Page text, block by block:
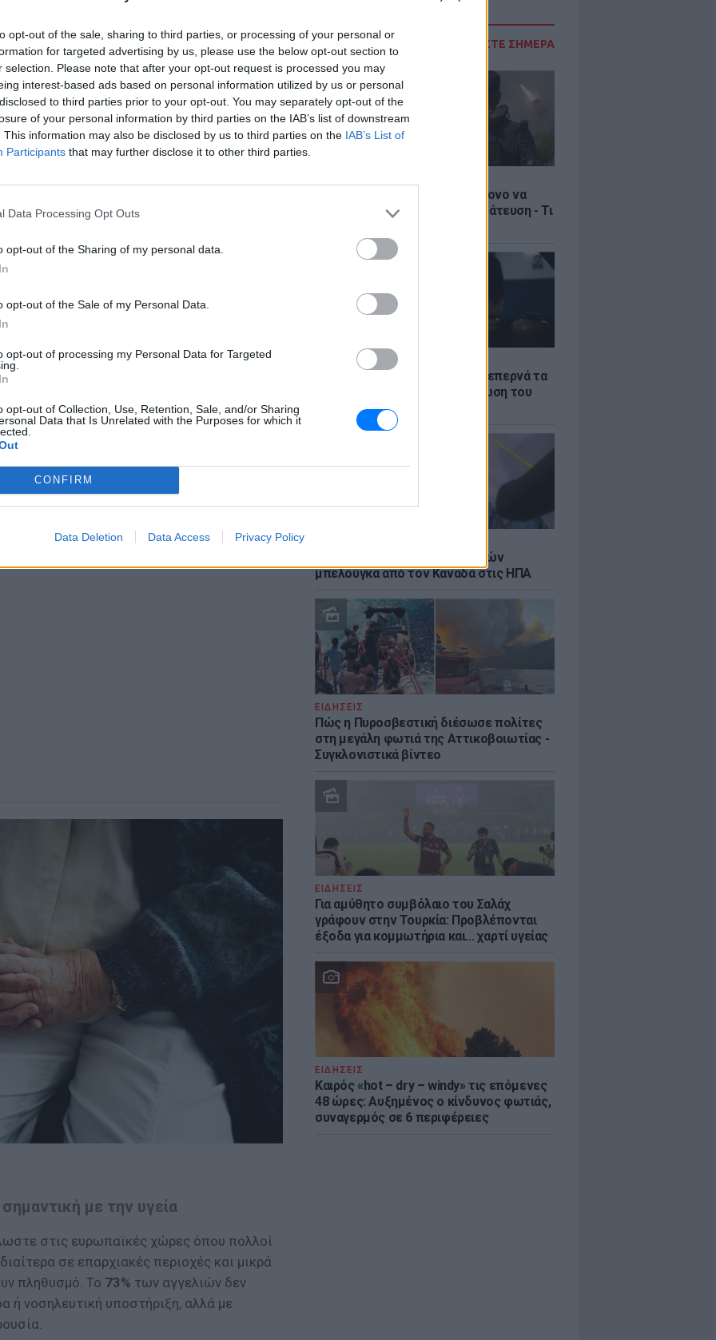
opt-out of the sale, sharing to third parties, or processing of your personal or
for targeted advertising by us, please use the below opt-out section to
selection. Please note that after your opt-out request is processed you may
interest-based ads based on personal information utilized by us or personal
to third parties prior to your opt-out. You may separately opt-out of the
of your personal information by third parties on the IAB’s list of downstream
This information may also be disclosed by us to third parties on the IAB’s List of
Participants that may further disclose it to other third parties.
Data Processing Opt Outs
opt-out of the Sharing of my personal data.
opt-out of the Sale of my Personal Data.
opt-out of processing my Personal Data for Targeted
opt-out of Collection, Use, Retention, Sale, and/or Sharing
Data that Is Unrelated with the Purposes for which it
CONFIRM
Data Deletion Data Access Privacy Policy
ΔΙΑΒΑΣΤΕ ΣΗΜΕΡΑ
Ουκρανία: Βίντεο σοκ με 19χρονο να
οδηγείται με τη βία για επιστράτευση - Τι
ΕΙΔΗΣΕΙΣ
Καύσιμα «φωτιά»: Η βενζίνη ξεπερνά τα
2 ευρώ το λίτρο παρά την πτώση του
αργού πετρελαίου διεθνώς
Ιστορική μεταφορά 30 φαλαινών
μπελούγκα από τον Καναδά στις ΗΠΑ
ΕΙΔΗΣΕΙΣ
Πώς η Πυροσβεστική διέσωσε πολίτες
στη μεγάλη φωτιά της Αττικοβοιωτίας -
Συγκλονιστικά βίντεο
ΕΙΔΗΣΕΙΣ
Για αμύθητο συμβόλαιο του Σαλάχ
γράφουν στην Τουρκία: Προβλέπονται
έξοδα για κομμωτήρια και... χαρτί υγείας
ΕΙΔΗΣΕΙΣ
Καιρός «hot – dry – windy» τις επόμενες
48 ώρες: Αυξημένος ο κίνδυνος φωτιάς,
συναγερμός σε 6 περιφέρειες
των μεγαλύτερων σε ηλικία
οικογενειακή υπόθεση. Παιδιά,
να στηρίξουν τους ηλικιωμένους στο
αλλά και τη συναισθηματική
φροντίδας τρίτης ηλικίας
τηςNannukaγια την περίοδο 2020-2025, η
αποτελεί έναν από τους ταχύτερα
στη χώρα. Από τις88.000 αγγελίες
από το
2025 η ζήτηση για υπηρεσίες φροντίδας
25%
και φροντίδα παιδιών ακολουθεί
νέων οικογενειών αντανακλάται και
με την υγεία
στις ευρωπαϊκές χώρες όπου πολλοί
σε επαρχιακές περιοχές και μικρά
πληθυσμό. Το 73% των αγγελιών δεν
ή νοσηλευτική υποστήριξη, αλλά με